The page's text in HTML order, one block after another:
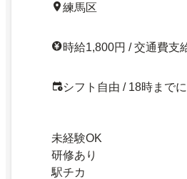
練馬区
時給1,800円 / 交通費支
シフト自由 / 18時まで
未経験OK
研修あり
駅チカ